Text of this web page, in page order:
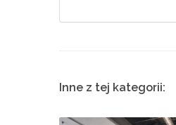
Inne z tej kategorii: